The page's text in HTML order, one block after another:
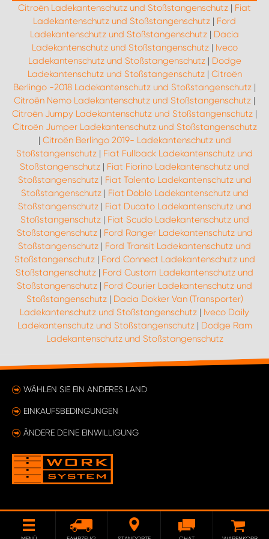
optimale Ergebnisse sollten Sie einen
Stoßstangenschutz wählen, der speziell für Ihr
Fahrzeugmodell konzipiert wurde.
mit einem Haartrockner, um den Klebstoff zu lockern.
Anschließend können Sie den Schutz langsam und
vorsichtig abziehen. Eventuelle Klebstoffreste lassen
sich mit einem speziellen Reinigungsmittel oder
Alkohol entfernen.
Die Wahl zwischen Alu und Edelstahl für einen
Ladekantenschutz hängt von Ihren Präferenzen
bezüglich Aussehen, Gewicht und
Korrosionsbeständigkeit ab. Edelstahl ist
widerstandsfähiger gegen Korrosion und hat oft eine
hochwertigere Optik, während Aluminium leichter ist
und ebenfalls einen effektiven Schutz bietet. Beide
Materialien sind langlebig und bieten einen guten
Schutz.
Citroën Ladekantenschutz und Stoßstangenschutz | Fiat
Ladekantenschutz und Stoßstangenschutz | Ford
Ladekantenschutz und Stoßstangenschutz | Dacia
Ladekantenschutz und Stoßstangenschutz| Iveco
Ladekantenschutz und Stoßstangenschutz| Dodge
Ladekantenschutz und Stoßstangenschutz| Citroën
Berlingo -2018 Ladekantenschutz und Stoßstangenschutz |
Citroën Nemo Ladekantenschutz und Stoßstangenschutz |
Citroën Jumpy Ladekantenschutz und Stoßstangenschutz |
Citroën Jumper Ladekantenschutz und Stoßstangenschutz
| Citroën Berlingo 2019- Ladekantenschutz und
Stoßstangenschutz | Fiat Fullback Ladekantenschutz und
Stoßstangenschutz | Fiat Fiorino Ladekantenschutz und
Stoßstangenschutz| Fiat Talento Ladekantenschutz und
Stoßstangenschutz| Fiat Doblo Ladekantenschutz und
Stoßstangenschutz| Fiat Ducato Ladekantenschutz und
Stoßstangenschutz| Fiat Scudo Ladekantenschutz und
Stoßstangenschutz| Ford Ranger Ladekantenschutz und
Stoßstangenschutz | Ford Transit Ladekantenschutz und
Stoßstangenschutz| Ford Connect Ladekantenschutz und
Stoßstangenschutz | Ford Custom Ladekantenschutz und
Stoßstangenschutz | Ford Courier Ladekantenschutz und
Stoßstangenschutz| Dacia Dokker Van (Transporter)
Ladekantenschutz und Stoßstangenschutz | Iveco Daily
Ladekantenschutz und Stoßstangenschutz| Dodge Ram
Ladekantenschutz und Stoßstangenschutz
WÄHLEN SIE EIN ANDERES LAND
EINKAUFSBEDINGUNGEN
ÄNDERE DEINE EINWILLIGUNG